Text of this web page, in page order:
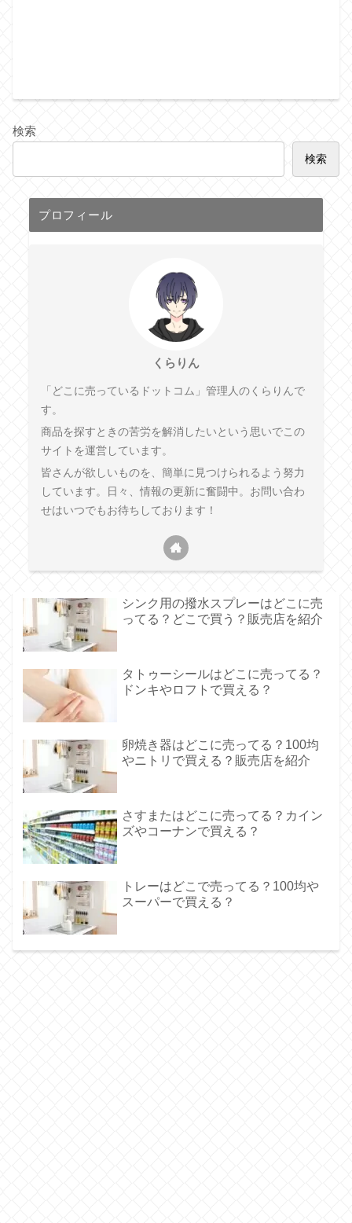
検索
検索
プロフィール
くらりん
「どこに売っているドットコム」管理人のくらりんで
す。
商品を探すときの苦労を解消したいという思いでこの
サイトを運営しています。
皆さんが欲しいものを、簡単に見つけられるよう努力
しています。日々、情報の更新に奮闘中。お問い合わ
せはいつでもお待ちしております！
シンク用の撥水スプレーはどこに売
ってる？どこで買う？販売店を紹介
タトゥーシールはどこに売ってる？
ドンキやロフトで買える？
卵焼き器はどこに売ってる？100均
やニトリで買える？販売店を紹介
さすまたはどこに売ってる？カイン
ズやコーナンで買える？
トレーはどこで売ってる？100均や
スーパーで買える？